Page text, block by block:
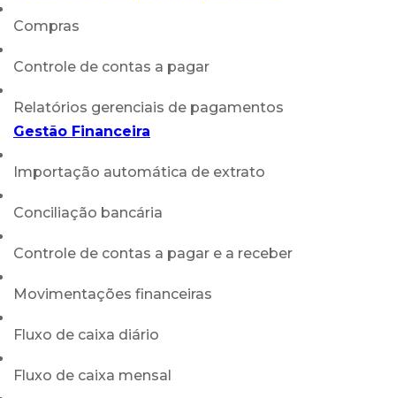
Compras
Controle de contas a pagar
Relatórios gerenciais de pagamentos
Gestão Financeira
Importação automática de extrato
Conciliação bancária
Controle de contas a pagar e a receber
Movimentações financeiras
Fluxo de caixa diário
Fluxo de caixa mensal